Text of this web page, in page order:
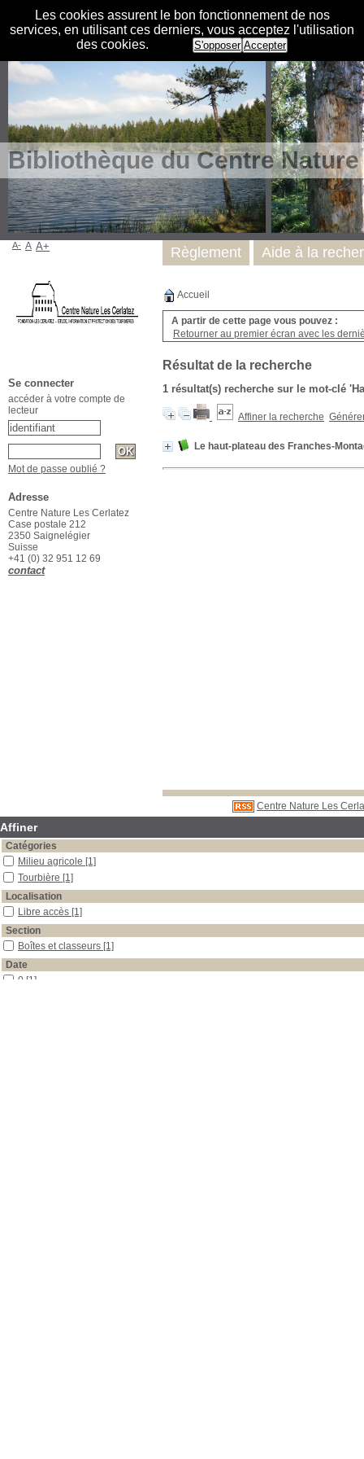
Les cookies assurent le bon fonctionnement de nos
services, en utilisant ces derniers, vous acceptez l'utilisation
des cookies.
S'opposer Accepter
Bibliothèque du Centre
Accueil
A partir de cette page vous pouvez :
Retourner au premier écran avec les
Résultat de la recherche
1 résultat(s) recherche sur le mot-clé
Affiner la recherche
Le haut-plateau des Franches-
Centre Nature Les
Règlement Aide à la
A- A A+
Se connecter
accéder à votre compte de
lecteur
Mot de passe oublié ?
Adresse
Centre Nature Les Cerlatez
Case postale 212
2350 Saignelégier
Suisse
+41 (0) 32 951 12 69
contact
Affiner
Catégories
Milieu agricole [1]
Tourbière [1]
Localisation
Libre accès [1]
Section
Boîtes et classeurs [1]
Date
0 [1]